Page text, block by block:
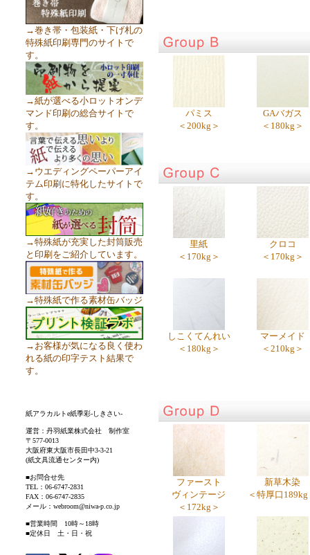
→巻き帯・包装紙・下げ札の
特殊紙印刷専門のサイトで
す。
→紙が選べる小ロットオンデ
マンド印刷の総合サイトで
す。
→ウエディングペーパーアイ
テム印刷に特化したサイトで
す。
→特殊紙が充実した封筒販売
と印刷をご紹介しています。
→特殊紙で作る素材缶バッジ
→お客様が気になる良く使わ
れる紙の印字テスト結果で
す。
紙アラカルトe紙季彩-しきさい-
運営：丹羽紙業株式会社 制作室
〒577-0013
大阪府東大阪市長田中3-3-21
(紙文具流通センター内)
■お問合せ先
TEL：06-6747-2831
FAX：06-6747-2835
メール：webroom@niwa-p.co.jp
■営業時間 10時～18時
■定休日 土・日・祝
パミス
＜200kg＞
GAバガス
＜180kg＞
里紙
＜170kg＞
クロコ
＜170kg＞
しこくてんれい
＜180kg＞
マーメイド
＜210kg＞
ファースト
ヴィンテージ
＜172kg＞
新草木染
＜特厚口189kg